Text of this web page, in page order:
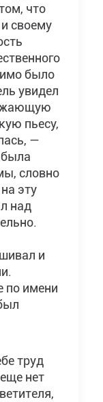
что
своему
было
увидел
пьесу,
—
словно
эту
над
и
по имени
труд
нет